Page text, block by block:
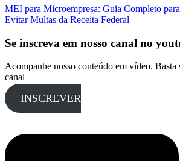
MEI para Microempresa: Guia Completo
Evitar Multas da Receita Federal
Se inscreva em nosso canal no
Acompanhe nosso conteúdo em vídeo. Basta
canal
INSCREVER